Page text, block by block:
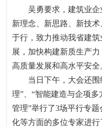
吴勇要求 ，建筑业
新理念、新思路、新技
于行 ，致力推动我省建
展 ， 加快构建新质生产力
高质量发展和高水平安全
当日下午 ， 大会还围
理” 、“智能建造与企项多
管理”举行了3场平行专题
化等方面的多位专家进行